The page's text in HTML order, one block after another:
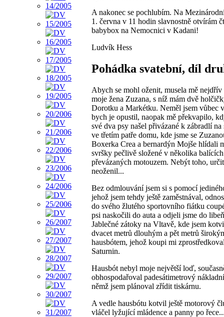
A nakonec se pochlubím. Na
1. června v 11 hodin slavnostně otvírám
babybox na Nemocnici v Kadani!
Ludvík Hess
Pohádka svatební, díl
Abych se mohl oženit, musela mě nejdřív
moje žena Zuzana, s níž mám dvě
Dorotku a Markétku. Neměl jsem vůbec
bych je opustil, naopak mě překvapilo,
své dva psy našel přivázané k zábradlí na
ve třetím patře domu, kde jsme se
Boxerka Crea a bernardýn Mojše hlídali
svršky pečlivě složené v několika balících
převázaných motouzem. Nebýt toho,
neoženil...
Bez odmlouvání jsem si s pomocí
jehož jsem tehdy ještě zaměstnával,
do svého žlutého sportovního fiátku
psi naskočili do auta a odjeli jsme do
Jablečné zátoky na Vltavě, kde jsem
dvacet metrů dlouhým a pět metrů
hausbótem, jehož koupi mi
Saturnin.
Hausbót nebyl moje největší loď,
obhospodařoval padesátimetrový
němž jsem plánoval zřídit tiskárnu.
A vedle hausbótu kotvil ještě motorový
vláčel lyžující mládence a panny po